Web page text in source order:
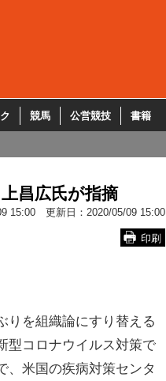
競馬 公営競技 書籍
昌広氏が指摘
15:00 更新日： 2020/05/09 15:00
印刷
を組織論にすり替える
コロナウイルス対策で
、米国の疾病対策センタ